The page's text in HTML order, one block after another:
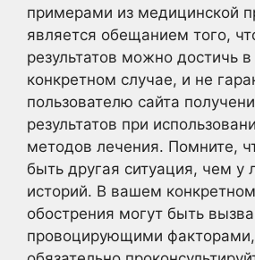
примерами из медицинской
является обещанием того,
результатов можно достичь
конкретном случае, и не
пользователю сайта
результатов при
методов лечения. Помните,
быть другая ситуация, чем у
историй. В вашем
обострения могут быть
провоцирующими